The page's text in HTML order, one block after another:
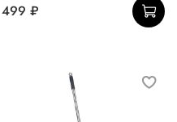
499 ₽